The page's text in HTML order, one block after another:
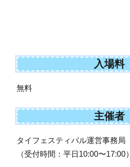
入場料
無料
主催者
タイフェスティバル運営事務局
（受付時間：平日10:00〜17:00）